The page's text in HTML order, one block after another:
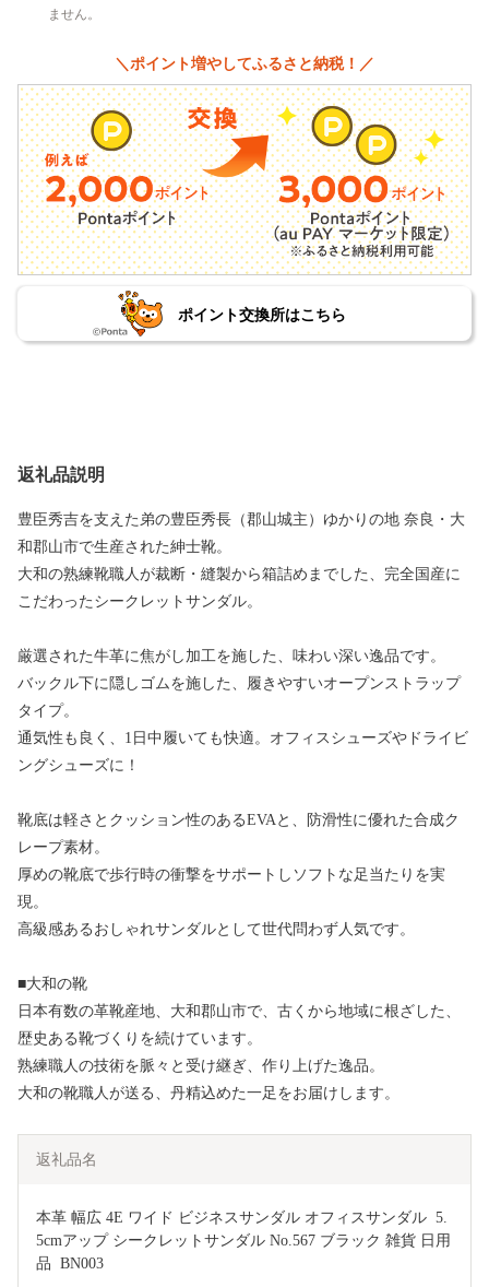
ません。
＼ポイント増やしてふるさと納税！／
ポイント交換所はこちら
返礼品説明
豊臣秀吉を支えた弟の豊臣秀長（郡山城主）ゆかりの地 奈良・大
和郡山市で生産された紳士靴。
大和の熟練靴職人が裁断・縫製から箱詰めまでした、完全国産に
こだわったシークレットサンダル。
厳選された牛革に焦がし加工を施した、味わい深い逸品です。
バックル下に隠しゴムを施した、履きやすいオープンストラップ
タイプ。
通気性も良く、1日中履いても快適。オフィスシューズやドライビ
ングシューズに！
靴底は軽さとクッション性のあるEVAと、防滑性に優れた合成ク
レープ素材。
厚めの靴底で歩行時の衝撃をサポートしソフトな足当たりを実
現。
高級感あるおしゃれサンダルとして世代問わず人気です。
■大和の靴
日本有数の革靴産地、大和郡山市で、古くから地域に根ざした、
歴史ある靴づくりを続けています。
熟練職人の技術を脈々と受け継ぎ、作り上げた逸品。
大和の靴職人が送る、丹精込めた一足をお届けします。
返礼品名
本革 幅広 4E ワイド ビジネスサンダル オフィスサンダル  5.
5cmアップ シークレットサンダル No.567 ブラック 雑貨 日用
品  BN003